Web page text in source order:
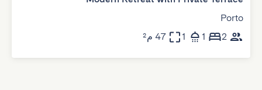
Porto
2
1
1 47 م²